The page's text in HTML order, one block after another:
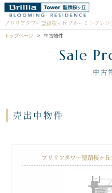
ブリリアタワー聖蹟桜ヶ丘ブルーミングレジ
トップページ 中古物件
Sale
中古
売出中物件
ブリリアタワー聖蹟桜ヶ